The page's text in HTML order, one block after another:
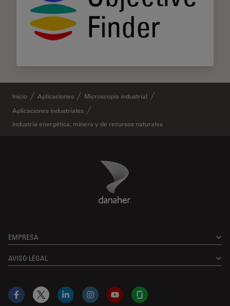
Inicio Aplicaciones
Microscopía industrial
Aplicaciones industriales
Industria energética, minera y de recursos naturales
Danaher Logo
EMPRESA
AVISO LEGAL
Facebook
X LinkedInInstagramYouTubeGlassdoor